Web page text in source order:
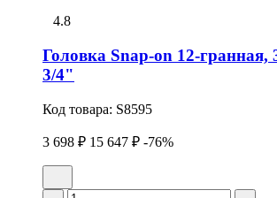
4.8
Головка Snap-on 12-гранная,
3/4"
Код товара: S8595
3 698 ₽ 15 647 ₽ -76%